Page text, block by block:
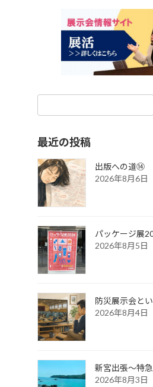
最近の投稿
出版への道⑭
2026年8月6日
パッケージ展
2026年8月5日
防災展示会と
2026年8月4日
新宮出張～特
2026年8月3日